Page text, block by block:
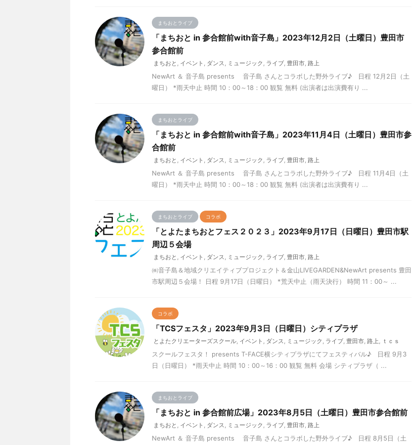
まちおとライブ
「まちおと in 参合館前with音子島」2023年12月2日（土曜日）豊田市
参合館前
まちおと , イベント , ダンス, ミュージック , ライブ, 豊田市, 路上
NewArt ＆ 音子島 presents 音子島 さんとコラボした野外ライブ♪ 日程 12月2日（土
曜日） *雨天中止 時間 10：00～18：00 観覧 無料 (出演者は出演費有り ...
まちおとライブ
「まちおと in 参合館前with音子島」2023年11月4日（土曜日）豊田市参
合館前
まちおと , イベント , ダンス, ミュージック , ライブ, 豊田市, 路上
NewArt ＆ 音子島 presents 音子島 さんとコラボした野外ライブ♪ 日程 11月4日（土
曜日） *雨天中止 時間 10：00～18：00 観覧 無料 (出演者は出演費有り ...
まちおとライブ コラボ
「とよたまちおとフェス２０２３」2023年9月17日（日曜日）豊田市駅
周辺５会場
まちおと , イベント , ダンス, ミュージック , ライブ, 豊田市, 路上
㈱音子島＆地域クリエイティブプロジェクト＆金山LIVEGARDEN&NewArt presents 豊田
市駅周辺５会場！ 日程 9月17日（日曜日） *荒天中止（雨天決行） 時間 11：00～ ...
コラボ
「TCSフェスタ」2023年9月3日（日曜日）シティプラザ
とよたクリエーターズスクール, イベント , ダンス, ミュージック , ライブ, 豊田市, 路上, ｔｃｓ
スクールフェスタ！ presents T-FACE横シティプラザにてフェスティバル♪ 日程 9月3
日（日曜日） *雨天中止 時間 10：00～16：00 観覧 無料 会場 シティプラザ（ ...
まちおとライブ
「まちおと in 参合館前広場」2023年8月5日（土曜日）豊田市参合館前
まちおと , イベント , ダンス, ミュージック , ライブ, 豊田市, 路上
NewArt ＆ 音子島 presents 音子島 さんとコラボした野外ライブ♪ 日程 8月5日（土